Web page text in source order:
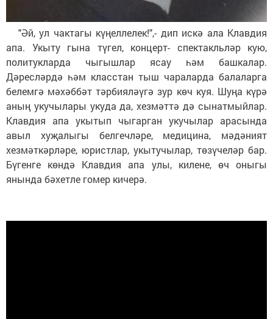
"Әй, ул чактагы күңеллелек!",- дип искә ала Клавдия
апа. Укыту гына түгел, концерт- спектакльләр кую,
политукларда чыгышлар ясау һәм башкалар.
Дәресләрдә һәм класстан тыш чараларда балаларга
белемгә мәхәббәт тәрбияләүгә зур көч куя. Шуңа күрә
аның укучылары укуда да, хезмәттә дә сынатмыйлар.
Клавдия апа укытып чыгарган укучылар арасында
авыл хуҗалыгы белгечләре, медицина, мәдәният
хезмәткәрләре, юристлар, укытучылар, төзүчеләр бар.
Бүгенге көндә Клавдия апа улы, килене, өч оныгы
янында бәхетле гомер кичерә.